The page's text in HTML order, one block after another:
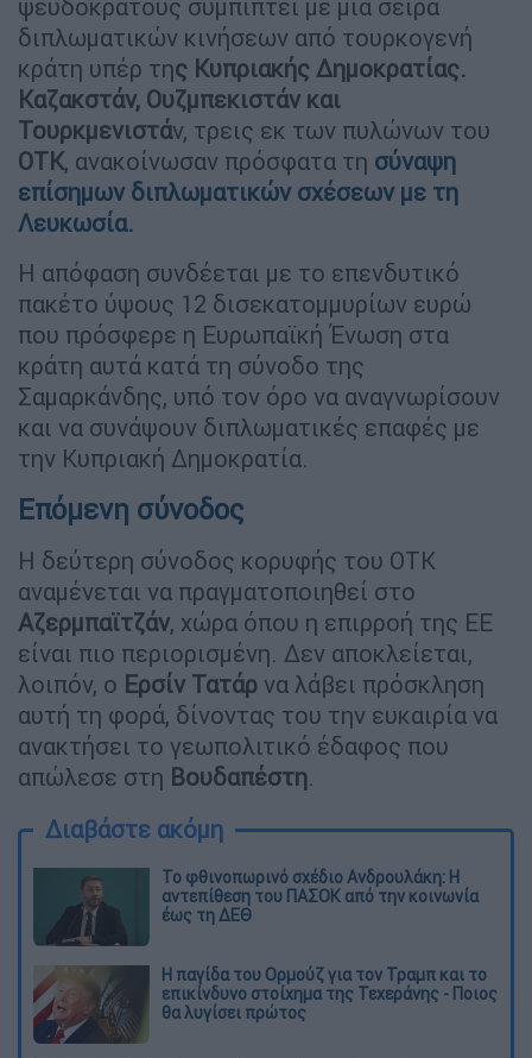
ψευδοκράτους συμπίπτει με μια σειρά
διπλωματικών κινήσεων από τουρκογενή
κράτη υπέρ της Κυπριακής Δημοκρατίας.
Καζακστάν, Ουζμπεκιστάν και
Τουρκμενιστάν, τρεις εκ των πυλώνων του
ΟΤΚ, ανακοίνωσαν πρόσφατα τη σύναψη
επίσημων διπλωματικών σχέσεων με τη
Λευκωσία.
Η απόφαση συνδέεται με το επενδυτικό
πακέτο ύψους 12 δισεκατομμυρίων ευρώ
που πρόσφερε η Ευρωπαϊκή Ένωση στα
κράτη αυτά κατά τη σύνοδο της
Σαμαρκάνδης, υπό τον όρο να αναγνωρίσουν
και να συνάψουν διπλωματικές επαφές με
την Κυπριακή Δημοκρατία.
Επόμενη σύνοδος
Η δεύτερη σύνοδος κορυφής του ΟΤΚ
αναμένεται να πραγματοποιηθεί στο
Αζερμπαϊτζάν, χώρα όπου η επιρροή της ΕΕ
είναι πιο περιορισμένη. Δεν αποκλείεται,
λοιπόν, ο Ερσίν Τατάρ να λάβει πρόσκληση
αυτή τη φορά, δίνοντας του την ευκαιρία να
ανακτήσει το γεωπολιτικό έδαφος που
απώλεσε στη Βουδαπέστη.
Διαβάστε ακόμη
Το φθινοπωρινό σχέδιο Ανδρουλάκη: Η
αντεπίθεση του ΠΑΣΟΚ από την κοινωνία
έως τη ΔΕΘ
Η παγίδα του Ορμούζ για τον Τραμπ και το
επικίνδυνο στοίχημα της Τεχεράνης - Ποιος
θα λυγίσει πρώτος